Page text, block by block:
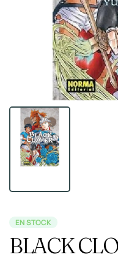
EN STOCK
BLACK